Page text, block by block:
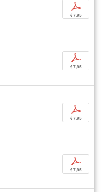
p
€ 7,95
p
€ 7,95
p
€ 7,95
p
€ 7,95